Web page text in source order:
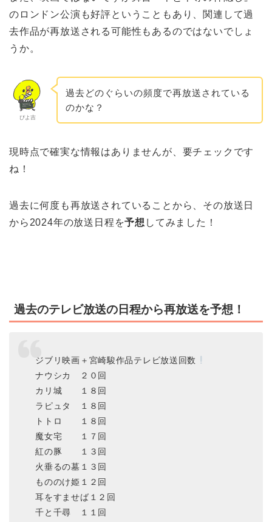
のロンドン公演も好評ということもあり、関連して過
去作品が再放送される可能性もあるのではないでしょ
うか。
ぴよ吉
過去どのぐらいの頻度で再放送されている
のかな？
現時点で確実な情報はありませんが、要チェックです
ね！
過去に何度も再放送されていることから、その放送日
から2024年の放送日程を予想 してみました！
過去のテレビ放送の日程から再放送を予想！
ジブリ映画＋宮崎駿作品テレビ放送回数
ナウシカ ２０回
カリ城 １８回
ラピュタ １８回
トトロ １８回
魔女宅 １７回
紅の豚 １３回
火垂るの墓１３回
もののけ姫１２回
耳をすませば１２回
千と千尋 １１回